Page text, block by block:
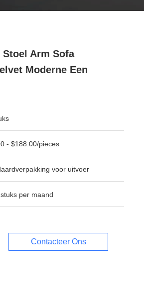
Arm Sofa
Moderne Een
- $188.00/pieces
voor uitvoer
per maand
Contacteer Ons